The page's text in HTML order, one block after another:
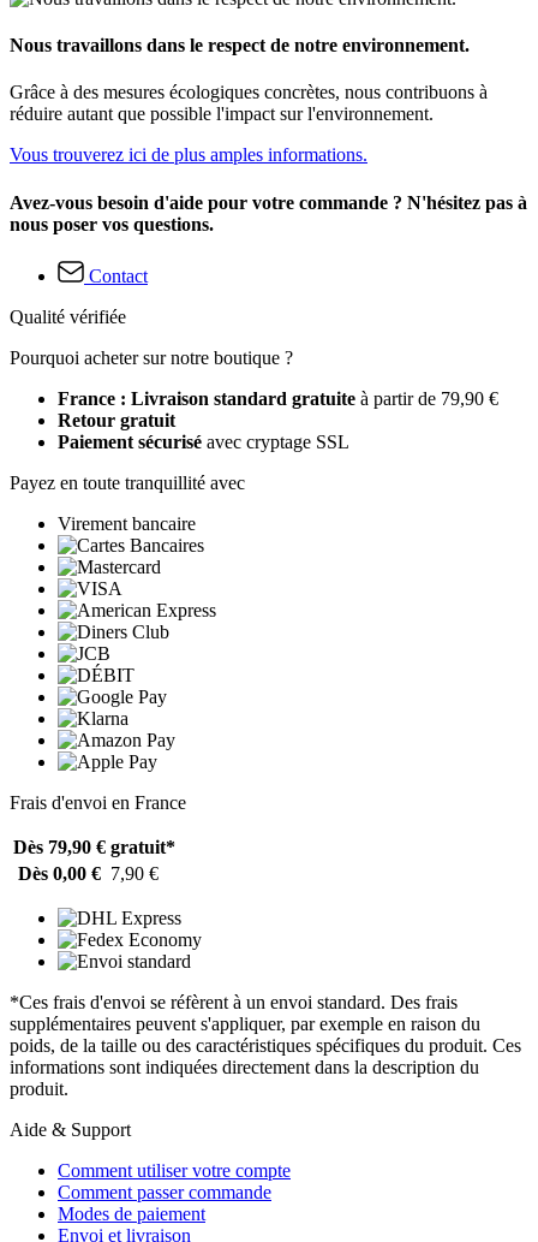
Nous travaillons dans le respect de notre environnement.
Grâce à des mesures écologiques concrètes, nous contribuons à
réduire autant que possible l'impact sur l'environnement.
Vous trouverez ici de plus amples informations.
Avez-vous besoin d'aide pour votre commande ? N'hésitez pas à
nous poser vos questions.
Contact
Qualité vérifiée
Pourquoi acheter sur notre boutique ?
France : Livraison standard gratuite à partir de 79,90 €
Retour gratuit
Paiement sécurisé avec cryptage SSL
Payez en toute tranquillité avec
Virement bancaire
Frais d'envoi en France
Dès 79,90 € gratuit*
Dès 0,00 € 7,90 €
*Ces frais d'envoi se réfèrent à un envoi standard. Des frais
supplémentaires peuvent s'appliquer, par exemple en raison du
poids, de la taille ou des caractéristiques spécifiques du produit. Ces
informations sont indiquées directement dans la description du
produit.
Aide & Support
Comment utiliser votre compte
Comment passer commande
Modes de paiement
Envoi et livraison